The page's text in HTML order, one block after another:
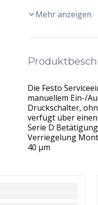
Mehr anzeigen
Die Festo
manuellem Ein-/
Druckschalter,
verfügt über
Serie D
Verriegelung
40 μm